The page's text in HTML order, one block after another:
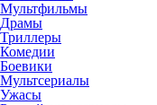
Мультфильмы
Драмы
Триллеры
Комедии
Боевики
Мультсериалы
Ужасы